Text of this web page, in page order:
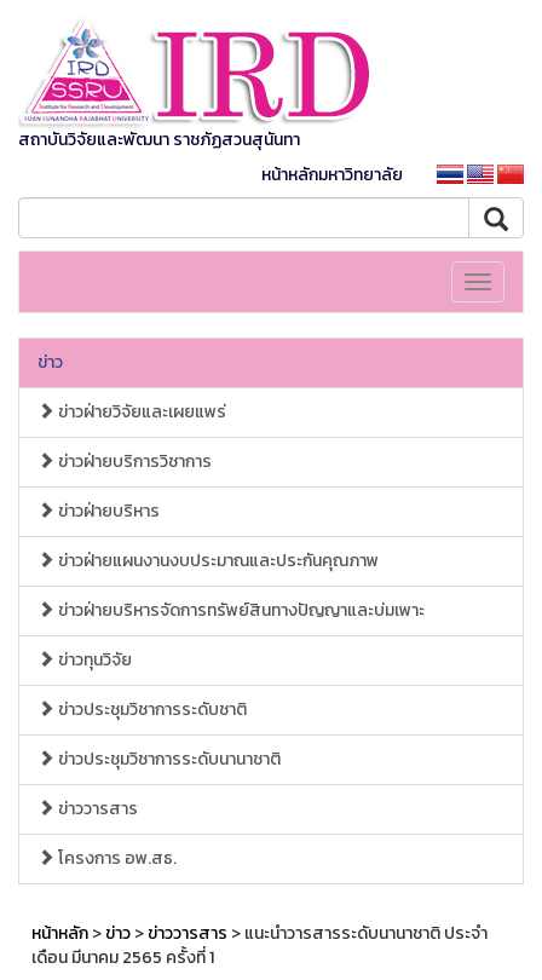
สถาบันวิจัยและพัฒนา ราชภัฏสวนสุนันทา
หน้าหลักมหาวิทยาลัย
Toggle
ข่าว
ข่าวฝ่ายวิจัยและเผยแพร่
ข่าวฝ่ายบริการวิชาการ
ข่าวฝ่ายบริหาร
ข่าวฝ่ายแผนงานงบประมาณและประกันคุณภาพ
ข่าวฝ่ายบริหารจัดการทรัพย์สินทางปัญญาและบ่มเพาะ
ข่าวทุนวิจัย
ข่าวประชุมวิชาการระดับชาติ
ข่าวประชุมวิชาการระดับนานาชาติ
ข่าววารสาร
โครงการ อพ.สธ.
หน้าหลัก>ข่าว>ข่าววารสาร > แนะนำวารสารระดับนานาชาติ ประจำ
เดือน มีนาคม 2565 ครั้งที่ 1